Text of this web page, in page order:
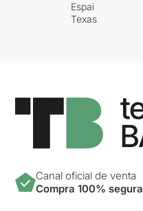
Espai
Texas
Canal oficial de venta
Compra 100% segura